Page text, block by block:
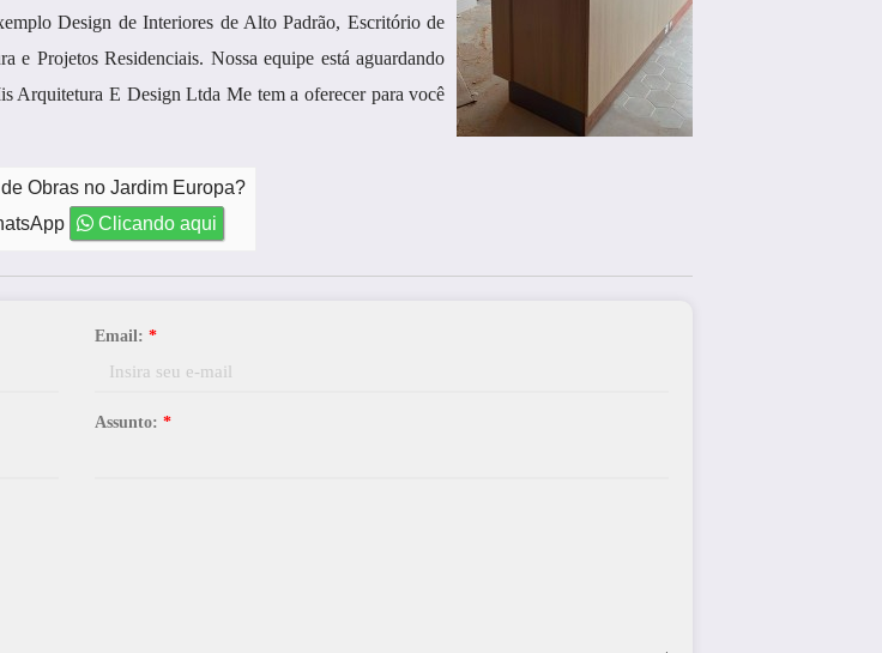
Design de Interiores de Alto Padrão, Escritório de
e Projetos Residenciais. Nossa equipe está aguardando
Arquitetura E Design Ltda Me tem a oferecer para você
Obras no Jardim Europa?
Clicando aqui
Email: *
Assunto: *